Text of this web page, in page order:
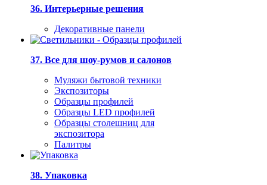
36. Интерьерные решения
Декоративные панели
37. Все для шоу-румов и салонов
Муляжи бытовой техники
Экспозиторы
Образцы профилей
Образцы LED профилей
Образцы столешниц для
экспозитора
Палитры
38. Упаковка